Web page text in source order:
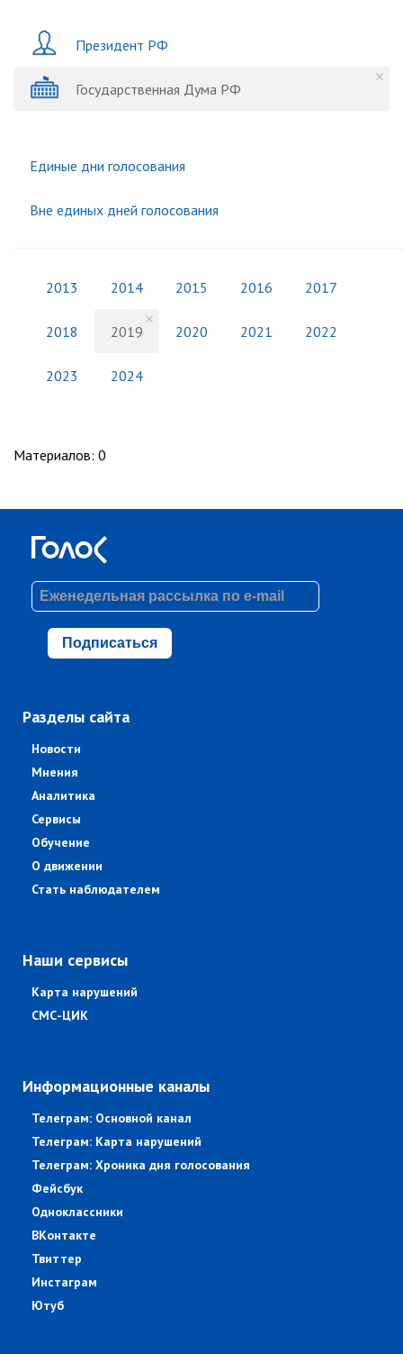
Президент РФ
Государственная Дума РФ
Единые дни голосования
Вне единых дней голосования
2013 2014 2015 2016 2017
2018 2019 2020 2021 2022
2023 2024
Материалов: 0
Подписаться
Разделы сайта
Новости
Мнения
Аналитика
Сервисы
Обучение
О движении
Стать наблюдателем
Наши сервисы
Карта нарушений
СМС-ЦИК
Информационные каналы
Телеграм: Основной канал
Телеграм: Карта нарушений
Телеграм: Хроника дня голосования
Фейсбук
Одноклассники
ВКонтакте
Твиттер
Инстаграм
Ютуб